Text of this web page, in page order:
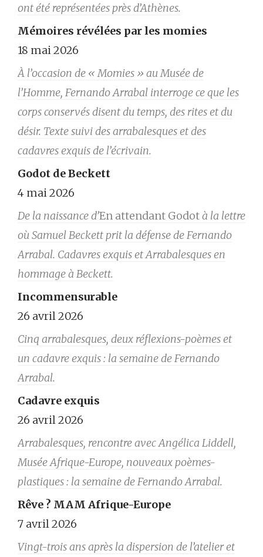
ont été représentées près d’Athènes.
Mémoires révélées par les momies
18 mai 2026
À l’occasion de « Momies » au Musée de
l’Homme, Fernando Arrabal interroge ce que les
corps conservés disent du temps, des rites et du
désir. Texte suivi des arrabalesques et des
cadavres exquis de l’écrivain.
Godot de Beckett
4 mai 2026
De la naissance d’En attendant Godotà la lettre
où Samuel Beckett prit la défense de Fernando
Arrabal. Cadavres exquis et Arrabalesques en
hommage à Beckett.
Incommensurable
26 avril 2026
Cinq arrabalesques, deux réflexions-poèmes et
un cadavre exquis : la semaine de Fernando
Arrabal.
Cadavre exquis
26 avril 2026
Arrabalesques, rencontre avec Angélica Liddell,
Musée Afrique-Europe, nouveaux poèmes-
plastiques : la semaine de Fernando Arrabal.
Rêve ? MAM Afrique-Europe
7 avril 2026
Vingt-trois ans après la dispersion de l’atelier et